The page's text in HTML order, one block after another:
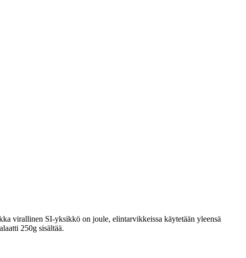
virallinen SI-yksikkö on joule, elintarvikkeissa käytetään yleensä
250g sisältää.